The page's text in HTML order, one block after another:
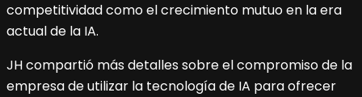
competitividad como el crecimiento mutuo en la era
actual de la IA.
JH compartió más detalles sobre el compromiso de la
empresa de utilizar la tecnología de IA para ofrecer